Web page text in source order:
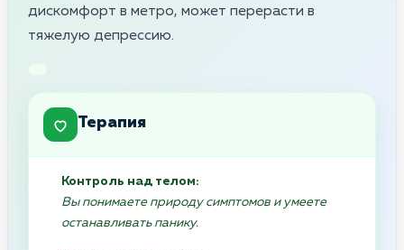
дискомфорт в метро, может перерасти в
тяжелую депрессию.
Терапия
Контроль над телом:
Вы понимаете природу симптомов и умеете
останавливать панику.